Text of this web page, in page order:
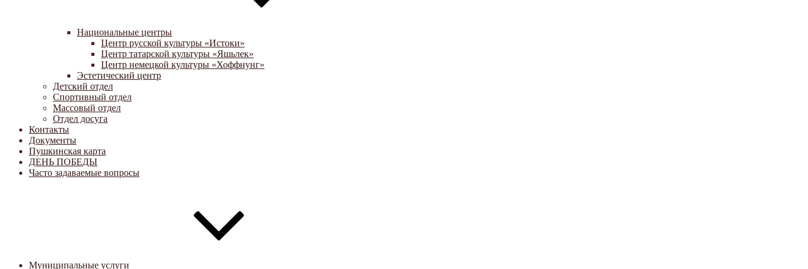
Национальные центры
Центр русской культуры «Истоки»
Центр татарской культуры «Яшьлек»
Центр немецкой культуры «Хоффнунг»
Эстетический центр
Детский отдел
Спортивный отдел
Массовый отдел
Отдел досуга
Контакты
Документы
Пушкинская карта
ДЕНЬ ПОБЕДЫ
Часто задаваемые вопросы
Муниципальные услуги